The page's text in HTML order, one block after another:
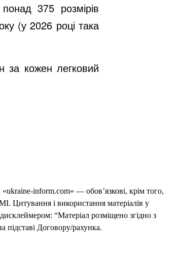
375 розмірів
(у 2026 році така
за кожен легковий
inform.com» — обов’язкові, крім того,
Цитування і використання матеріалів у
“Матеріал розміщено згідно з
Договору/рахунка.